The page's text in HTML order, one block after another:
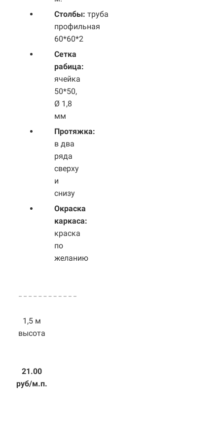
Столбы: труба
профильная
60*60*2
Сетка
рабица:
ячейка
50*50,
Ø 1,8
мм
Протяжка:
в два
ряда
сверху
и
снизу
Окраска
каркаса:
краска
по
желанию
1,5 м
высота
21.00
руб/м.п.